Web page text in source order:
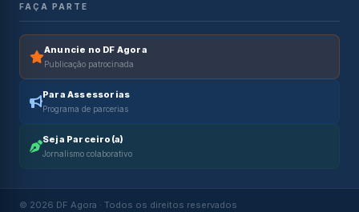
FAÇA PARTE
Anuncie no DF Agora
Publicação patrocinada
Para Assessorias
Programa de parcerias
Seja Parceiro(a)
Jornalismo colaborativo
© 2026 DF Agora · Todos os direitos reservados